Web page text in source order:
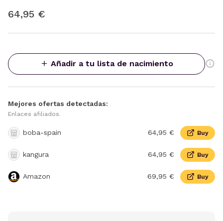
64,95 €
Añadir a tu lista de nacimiento
Mejores ofertas detectadas:
Enlaces afiliados.
boba-spain 64,95 € Buy
kangura 64,95 € Buy
Amazon 69,95 € Buy